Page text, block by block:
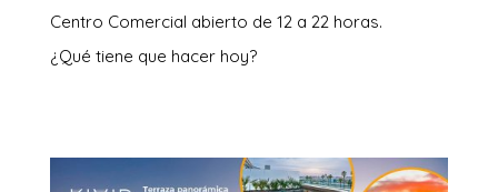
Centro Comercial abierto de 12 a 22 horas.
¿Qué tiene que hacer hoy?